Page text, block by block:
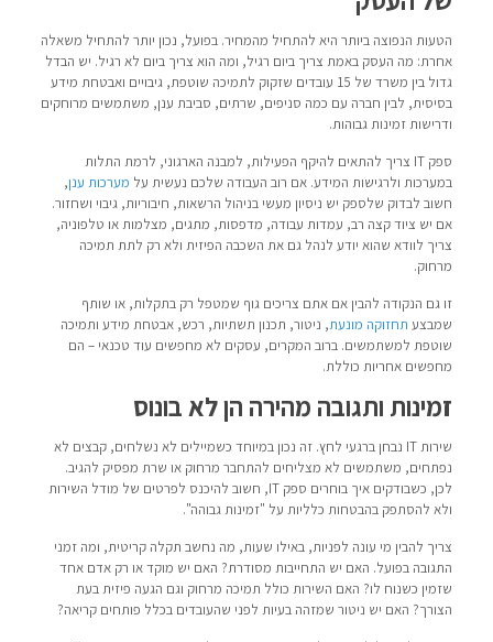
הטעות הנפוצה ביותר היא להתחיל מהמחיר. בפועל, נכון יותר להתחיל משאלה
אחרת: מה העסק באמת צריך ביום רגיל, ומה הוא צריך ביום לא רגיל. יש הבדל
גדול בין משרד של 15 עובדים שזקוק לתמיכה שוטפת, גיבויים ואבטחת מידע
בסיסית, לבין חברה עם כמה סניפים, שרתים, סביבת ענן, משתמשים מרוחקים
ודרישות זמינות גבוהות.
ספק IT צריך להתאים להיקף הפעילות, למבנה הארגוני, לרמת התלות
במערכות ולרגישות המידע. אם רוב העבודה שלכם נעשית על מערכות ענן,
חשוב לבדוק שלספק יש ניסיון מעשי בניהול הרשאות, חיבוריות, גיבוי ושחזור.
אם יש ציוד קצה רב, עמדות עבודה, מדפסות, מתגים, מצלמות או טלפוניה,
צריך לוודא שהוא יודע לנהל גם את השכבה הפיזית ולא רק לתת תמיכה
מרחוק.
זו גם הנקודה להבין אם אתם צריכים גוף שמטפל רק בתקלות, או שותף
שמבצע תחזוקה מונעת, ניטור, תכנון תשתיות, רכש, אבטחת מידע ותמיכה
שוטפת למשתמשים. ברוב המקרים, עסקים לא מחפשים עוד טכנאי – הם
מחפשים אחריות כוללת.
זמינות ותגובה מהירה הן לא בונוס
שירות IT נבחן ברגעי לחץ. זה נכון במיוחד כשמיילים לא נשלחים, קבצים לא
נפתחים, משתמשים לא מצליחים להתחבר מרחוק או שרת מפסיק להגיב.
לכן, כשבודקים איך בוחרים ספק IT, חשוב להיכנס לפרטים של מודל השירות
ולא להסתפק בהבטחות כלליות על "זמינות גבוהה".
צריך להבין מי עונה לפניות, באילו שעות, מה נחשב תקלה קריטית, ומה זמני
התגובה בפועל. האם יש התחייבות מסודרת? האם יש מוקד או רק אדם אחד
שזמין כשנוח לו? האם השירות כולל תמיכה מרחוק וגם הגעה פיזית בעת
הצורך? האם יש ניטור שמזהה בעיות לפני שהעובדים בכלל פותחים קריאה?